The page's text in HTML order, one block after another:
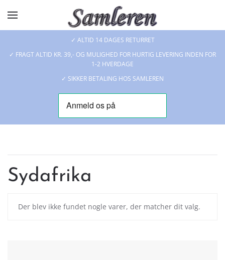
Skip to main content
✓ ALTID 14 DAGES RETURRET
✓ FRAGT ALTID KR. 39,- OG MULIGHED FOR HURTIG LEVERING INDEN FOR
1-2 HVERDAGE
✓ SIKKER BETALING HOS SAMLEREN
Sydafrika
Der blev ikke fundet nogle varer, der matcher dit valg.